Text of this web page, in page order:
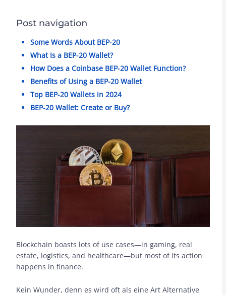
Post navigation
Some Words About BEP-20
What Is a BEP-20 Wallet?
How Does a Coinbase BEP-20 Wallet Function?
Benefits of Using a BEP-20 Wallet
Top BEP-20 Wallets in 2024
BEP-20 Wallet: Create or Buy?
Blockchain boasts lots of use cases—in gaming, real
estate, logistics, and healthcare—but most of its action
happens in finance.
Kein Wunder, denn es wird oft als eine Art Alternative